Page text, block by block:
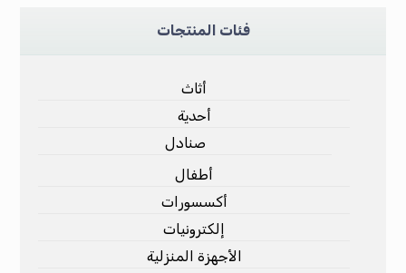
فئات المنتجات
أثاث
أحدية
صنادل
أطفال
أكسسورات
إلكترونيات
الأجهزة المنزلية